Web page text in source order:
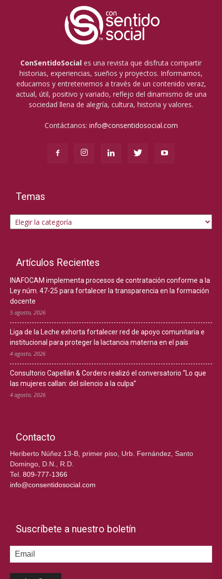
ConSentidoSocial es una revista que disfruta compartir
historias, experiencias, sueños y proyectos. Informamos,
educamos y entretenemos a través de un contenido veraz,
actual, útil, positivo y variado, reflejo del dinamismo de una
sociedad llena de alegría, cultura, historia y valores.
Contáctanos: info@consentidosocial.com
Temas
Temas
Artículos Recientes
INAFOCAM implementa procesos de contratación conforme a la
Ley núm. 47-25 para fortalecer la transparencia en la formación
docente
5 agosto, 2026
Liga de la Leche exhorta fortalecer red de apoyo comunitaria e
institucional para proteger la lactancia materna en el país
4 agosto, 2026
Consultorio Capellán & Cordero realizó el conversatorio “Lo que
las mujeres callan: del silencio a la culpa”
4 agosto, 2026
Contacto
Heriberto Núñez 13-B, primer piso, Urb. Fernández, Santo
Domingo, D.N., R.D.
Tel. 809-777-1366
info@consentidosocial.com
Suscríbete a nuestro boletín